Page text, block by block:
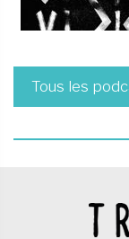
Tous les